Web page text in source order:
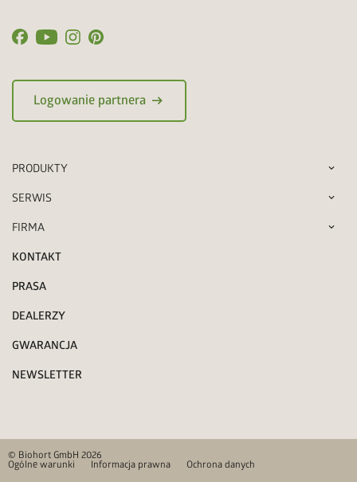
Logowanie partnera arrow_right_alt
PRODUKTY
SERWIS
FIRMA
KONTAKT
PRASA
DEALERZY
GWARANCJA
NEWSLETTER
© Biohort GmbH 2026
Ogólne warunki
Informacja prawna Ochrona danych